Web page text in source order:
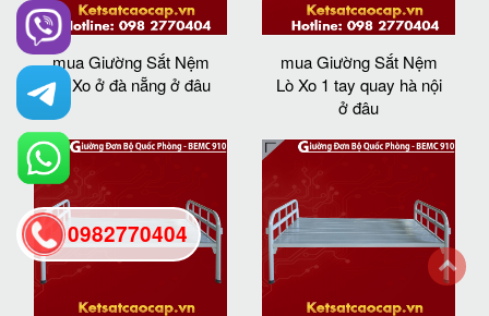
mua Giường Sắt Nệm
Lò Xo ở đà nẵng ở đâu
mua Giường Sắt Nệm
Lò Xo 1 tay quay hà nội
ở đâu
0982770404